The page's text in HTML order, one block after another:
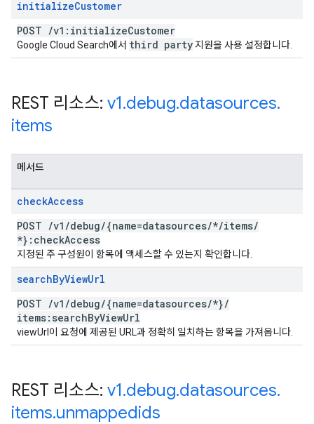
initializeCustomer
POST /v1:initializeCustomer
Google Cloud Search에서 third party지원을 사용 설정합니다.
REST 리소스: v1.debug.datasources.
items
메서드
checkAccess
POST /v1 /debug/{name=datasources/*/items/
*}:checkAccess
지정된 주 구성원이 항목에 액세스할 수 있는지 확인합니다.
searchByViewUrl
POST /v1 /debug/{name=datasources/*}/
items:searchByViewUrl
viewUrl이 요청에 제공된 URL과 정확히 일치하는 항목을 가져옵니다.
REST 리소스: v1.debug.datasources.
items.unmappedids